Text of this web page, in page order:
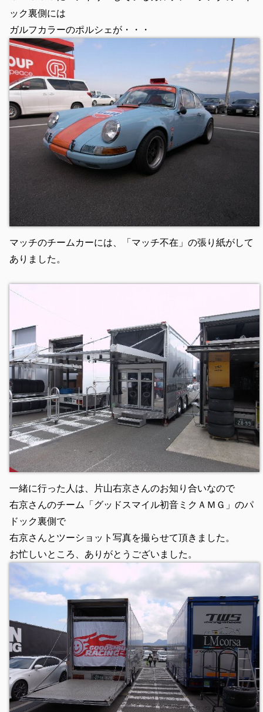
ック裏側には
ガルフカラーのポルシェが・・・
マッチのチームカーには、「マッチ不在」の張り紙がして
ありました。
一緒に行った人は、片山右京さんのお知り合いなので
右京さんのチーム「グッドスマイル初音ミクＡＭＧ」のパ
ドック裏側で
右京さんとツーショット写真を撮らせて頂きました。
お忙しいところ、ありがとうございました。